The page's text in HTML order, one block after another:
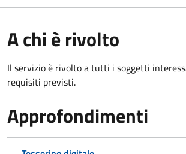
A chi è rivolto
Il servizio è rivolto a tutti i soggetti
requisiti previsti.
Approfondimenti